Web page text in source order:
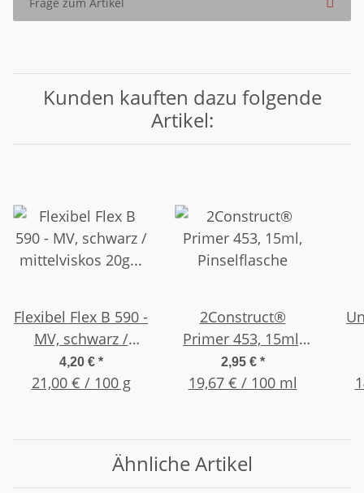
Kunden kauften dazu folgende
Artikel:
Flexibel Flex B 590 -
MV, schwarz /
mittelviskos 20g
Flasche
4,20 € *
21,00 € / 100 g
2Construct®
Primer 453, 15ml,
Pinselflasche
2,95 € *
19,67 € / 100 ml
Ähnliche Artikel